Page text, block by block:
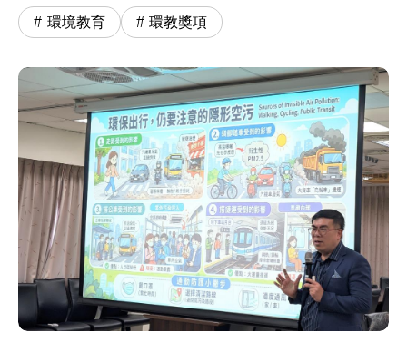
環境教育 環教獎項